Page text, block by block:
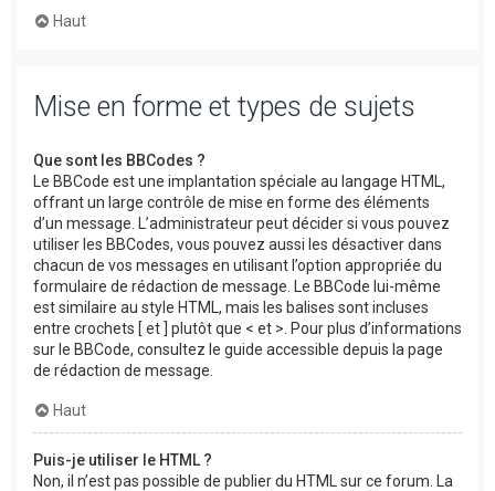
Haut
Mise en forme et types de sujets
Que sont les BBCodes ?
Le BBCode est une implantation spéciale au langage HTML,
offrant un large contrôle de mise en forme des éléments
d’un message. L’administrateur peut décider si vous pouvez
utiliser les BBCodes, vous pouvez aussi les désactiver dans
chacun de vos messages en utilisant l’option appropriée du
formulaire de rédaction de message. Le BBCode lui-même
est similaire au style HTML, mais les balises sont incluses
entre crochets [ et ] plutôt que < et >. Pour plus d’informations
sur le BBCode, consultez le guide accessible depuis la page
de rédaction de message.
Haut
Puis-je utiliser le HTML ?
Non, il n’est pas possible de publier du HTML sur ce forum. La